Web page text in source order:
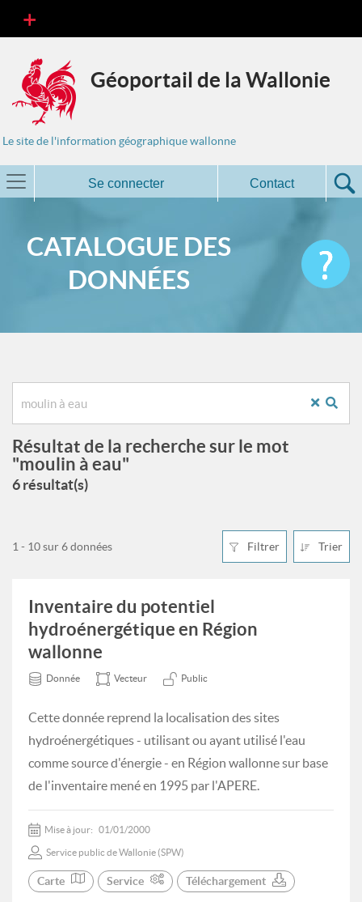
Géoportail de la Wallonie
Le site de l'information géographique wallonne
Se connecter Contact
CATALOGUE DES
DONNÉES
Résultat de la recherche sur le mot
"moulin à eau"
6 résultat(s)
Filtrer Trier
1 - 10 sur 6 données
Inventaire du potentiel
hydroénergétique en Région
wallonne
Donnée Vecteur Public
Cette donnée reprend la localisation des sites
hydroénergétiques - utilisant ou ayant utilisé l'eau
comme source d'énergie - en Région wallonne sur base
de l'inventaire mené en 1995 par l'APERE.
Mise à jour: 01/01/2000
Service public de Wallonie (SPW)
Carte Service Téléchargement